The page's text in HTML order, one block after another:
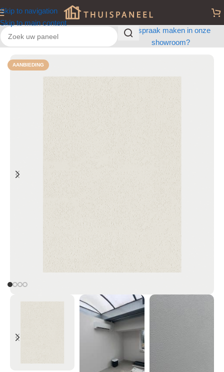
Skip to navigation
Skip to main content
Afspraak maken in onze
showroom?
Wandpanelen Woonkamer Wandpanelen
AANBIEDING